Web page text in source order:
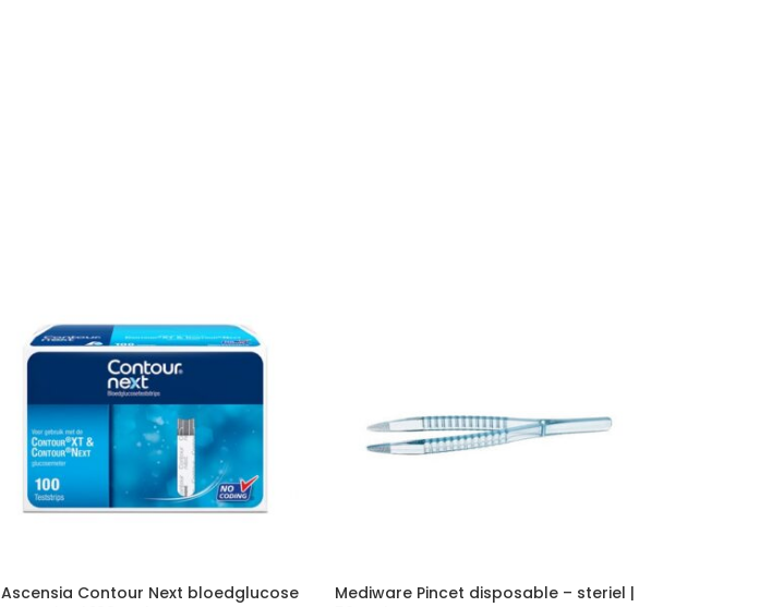
Ascensia Contour Next bloedglucose
Mediware Pincet disposable – steriel |